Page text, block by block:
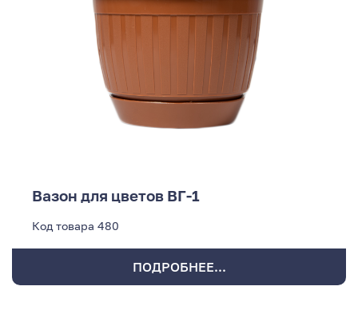
Вазон для цветов ВГ-1
Код товара 480
ПОДРОБНЕЕ...